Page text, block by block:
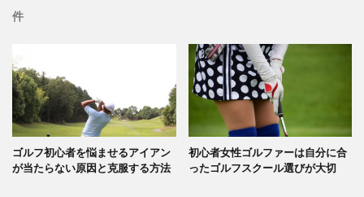
件
ゴルフ初心者を悩ませるアイアン
が当たらない原因と克服する方法
初心者女性ゴルファーは自分に合
ったゴルフスクール選びが大切